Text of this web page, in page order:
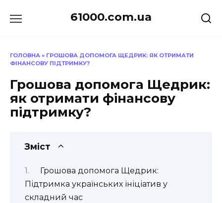
до
61000.com.ua
ГОЛОВНА » ГРОШОВА ДОПОМОГА ЩЕДРИК: ЯК ОТРИМАТИ
ФІНАНСОВУ ПІДТРИМКУ?
Грошова допомога Щедрик:
як отримати фінансову
підтримку?
Зміст
Грошова допомога Щедрик:
Підтримка українських ініціатив у
складний час